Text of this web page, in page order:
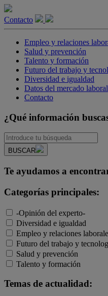
Contacto
Empleo y relaciones
Salud y prevención
Talento y formación
Futuro del trabajo y
Diversidad e igualdad
Datos del mercado laboral
Contacto
¿Qué información
BUSCAR
Te ayudamos a
Categorías principales:
-Opinión del experto-
Diversidad e igualdad
Empleo y relaciones
Futuro del trabajo y
Salud y prevención
Talento y formación
Temas de actualidad: